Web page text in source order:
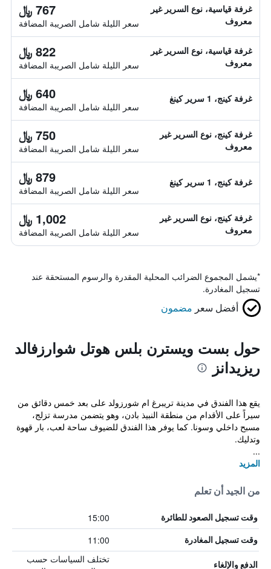
غرفة قياسية، نوع السرير غير
معروف
767 ﷼
سعر الليلة شامل الصريبة المضافة
غرفة قياسية، نوع السرير غير
معروف
822 ﷼
سعر الليلة شامل الصريبة المضافة
غرفة كينج، 1 سرير كينغ 640 ﷼
سعر الليلة شامل الصريبة المضافة
غرفة كينج، نوع السرير غير
معروف
750 ﷼
سعر الليلة شامل الصريبة المضافة
غرفة كينج، 1 سرير كينغ 879 ﷼
سعر الليلة شامل الصريبة المضافة
غرفة كينج، نوع السرير غير
معروف
1,002 ﷼
سعر الليلة شامل الصريبة المضافة
*يشمل المجموع الضرائب المحلية المقدرة والرسوم المستحقة عند
تسجيل المغادرة.
أفضل سعر مضمون
حول بست ويسترن بلس هوتل شوارزفالد
ريزيدانز
يقع هذا الفندق في مدينة تريبرغ ام شورزولد على بعد خمس دقائق من
سيراً على الأقدام من منطقة النبيذ بادن، وهو يتضمن مدرسة تزلج،
مسبح داخلي وسونا. كما يوفر هذا الفندق للضيوف ساحة لعب، بار قهوة
وتدليك.
...
المزيد
من الجيد أن تعلم
وقت تسجيل الصعود للطائرة 15:00
وقت تسجيل المغادرة 11:00
الدفع والإلغاء
تختلف السياسات حسب